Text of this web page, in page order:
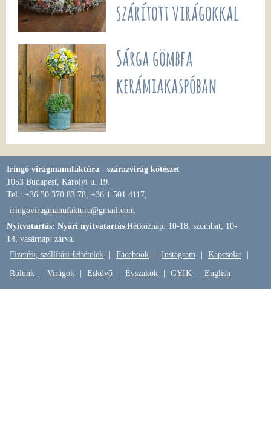
szárított virágokkal
Sárga gömbfa
kerámiakaspóban
Iringó virágmanufaktúra - szárazvirág kötészet
1053 Budapest, Károlyi u. 19.
Tel.: +36 30 370 83 78, +36 1 501 4117,
iringoviragmanufaktura@gmail.com
Nyitvatartás: Nyári nyitvatartás Hétköznap: 10-18, szombat, 10-
14, vasárnap: zárva.
Fizetési, szállítási feltételek
Facebook Instagram Kapcsolat
Rólunk Virágok Esküvő Évszakok GYIK English